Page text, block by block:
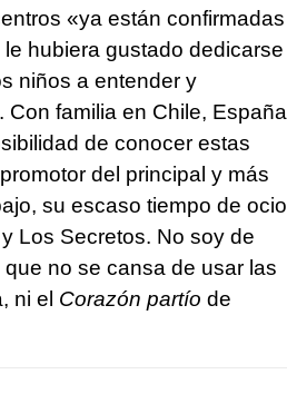
«ya están confirmadas
hubiera gustado dedicarse
niños a entender y
familia en Chile, España
de conocer estas
del principal y más
su escaso tiempo de ocio
Los Secretos. No soy de
no se cansa de usar las
ni el Corazón partío de